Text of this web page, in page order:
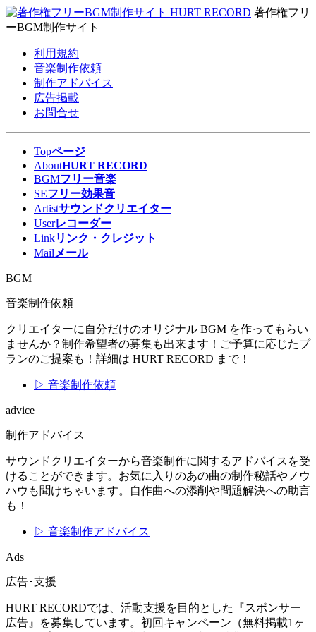
著作権フリ
ーBGM制作サイト
利用規約
音楽制作依頼
制作アドバイス
広告掲載
お問合せ
Topページ
AboutHURT RECORD
BGMフリー音楽
SEフリー効果音
Artistサウンドクリエイター
Userレコーダー
Linkリンク・クレジット
Mail メール
BGM
音楽制作依頼
クリエイターに自分だけのオリジナル BGM を作ってもらい
ませんか？制作希望者の募集も出来ます！ご予算に応じたプ
ランのご提案も！詳細は HURT RECORD まで！
▷ 音楽制作依頼
advice
制作アドバイス
サウンドクリエイターから音楽制作に関するアドバイスを受
けることができます。お気に入りのあの曲の制作秘話やノウ
ハウも聞けちゃいます。自作曲への添削や問題解決への助言
も！
▷ 音楽制作アドバイス
Ads
広告･支援
HURT RECORDでは、活動支援を目的とした『スポンサー
広告』を募集しています。初回キャンペーン（無料掲載1ヶ